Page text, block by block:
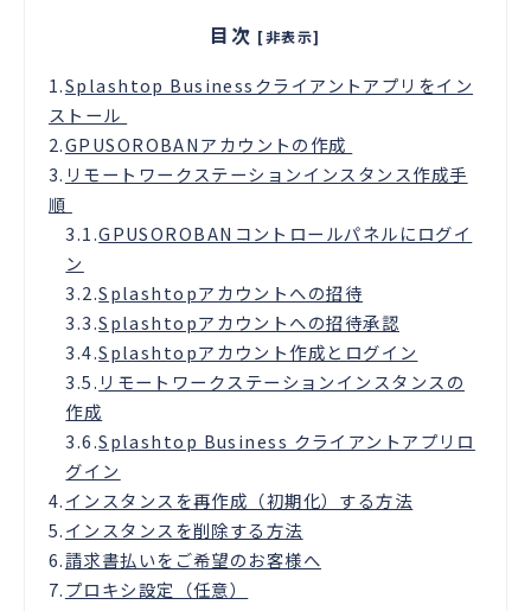
目次 [非表示]
1.Splashtop Businessクライアントアプリをイン
ストール
2.GPUSOROBANアカウントの作成
3. リモートワークステーションインスタンス作成手
順
3.1.GPUSOROBANコントロールパネルにログイ
ン
3.2.Splashtopアカウントへの招待
3.3.Splashtopアカウントへの招待承認
3.4.Splashtopアカウント作成とログイン
3.5. リモートワークステーションインスタンスの
作成
3.6.Splashtop Business クライアントアプリロ
グイン
4.インスタンスを再作成（初期化）する方法
5.インスタンスを削除する方法
6.請求書払いをご希望のお客様へ
7.プロキシ設定（任意）